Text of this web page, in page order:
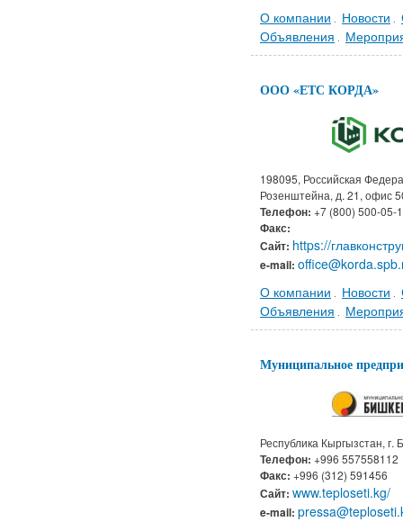
О компании . Новости .
Объявления .
ООО «ЕТС КОРДА»
198095, Российская
Розенштейна, д. 21, офис
Телефон: +7 (800) 500-05-
Факс:
Сайт: https://
e-mail:
О компании . Новости .
Объявления .
Муниципальное
Республика Кыргызстан,
Телефон: +996 557558112
Факс: +996 (312) 591456
Сайт: www.teploseti.kg/
e-mail: